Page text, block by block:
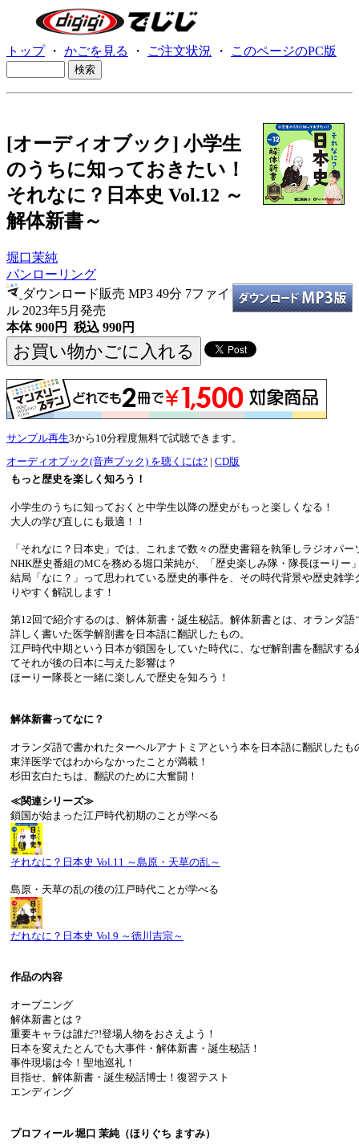
トップ・ かごを見る ・ ご注文状況 ・ このページのPC版
[オーディオブック] 小学生
のうちに知っておきたい！
それなに？日本史 Vol.12 ～
解体新書～
堀口茉純
パンローリング
ダウンロード販売 MP3 49分 7ファイ
ル 2023年5月発売
本体 900円 税込 990円
サンプル再生3から10分程度無料で試聴できます。
オーディオブック(音声ブック) を聴くには? | CD版
もっと歴史を楽しく知ろう！
小学生のうちに知っておくと中学生以降の歴史がもっと楽しくなる！
大人の学び直しにも最適！！
「それなに？日本史」では、これまで数々の歴史書籍を執筆しラジオパ
NHK歴史番組のMCを務める堀口茉純が、「歴史楽しみ隊・隊長ほーりー
結局「なに？」って思われている歴史的事件を、その時代背景や歴史雑学
りやすく解説します！
第12回で紹介するのは、解体新書・誕生秘話。解体新書とは、オランダ
詳しく書いた医学解剖書を日本語に翻訳したもの。
江戸時代中期という日本が鎖国をしていた時代に、なぜ解剖書を翻訳する
てそれが後の日本に与えた影響は？
ほーりー隊長と一緒に楽しんで歴史を知ろう！
解体新書ってなに？
オランダ語で書かれたターヘルアナトミアという本を日本語に翻訳したも
東洋医学ではわからなかったことが満載！
杉田玄白たちは、翻訳のために大奮闘！
≪関連シリーズ≫
鎖国が始まった江戸時代初期のことが学べる
それなに？日本史 Vol.11 ～島原・天草の乱～
島原・天草の乱の後の江戸時代ことが学べる
だれなに？日本史 Vol.9 ～徳川吉宗～
作品の内容
オープニング
解体新書とは？
重要キャラは誰だ?!登場人物をおさえよう！
日本を変えたとんでも大事件・解体新書・誕生秘話！
事件現場は今！聖地巡礼！
目指せ、解体新書・誕生秘話博士！復習テスト
エンディング
プロフィール 堀口 茉純（ほりぐち ますみ）